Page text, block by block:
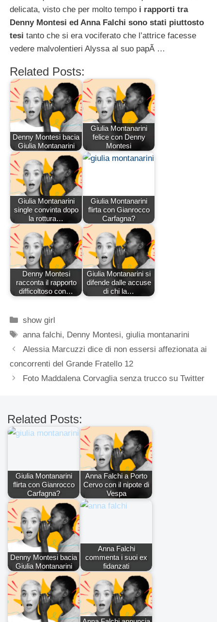
delicata, visto che per molto tempo i rapporti tra
Denny Montesi ed Anna Falchi sono stati piuttosto
tesi tanto che si era vociferato che l’attrice facesse
vedere malvolentieri Alyssa al suo papÃ …
Related Posts:
Denny Montesi bacia
Giulia Montanarini
Giulia Montanarini
felice con Denny
Montesi
Giulia Montanarini
single convinta dopo
la rottura…
Giulia Montanarini
flirta con Gianrocco
Carfagna?
Denny Montesi
racconta il rapporto
difficoltoso con…
Giulia Montanarini si
difende dalle accuse
di chi la…
Categorie
show girl
Tag
anna falchi, Denny Montesi,giulia montanarini
Alessia Marcuzzi dice di non essersi affezionata ai
concorrenti del Grande Fratello 12
Foto Maddalena Corvaglia senza trucco su Twitter
Related Posts:
Giulia Montanarini
flirta con Gianrocco
Carfagna?
Anna Falchi a Porto
Cervo con il nipote di
Vespa
Denny Montesi bacia
Giulia Montanarini
Anna Falchi
commenta i suoi ex
fidanzati